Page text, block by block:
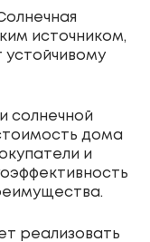
источником,
устойчивому
солнечной
дома
и
реализовать